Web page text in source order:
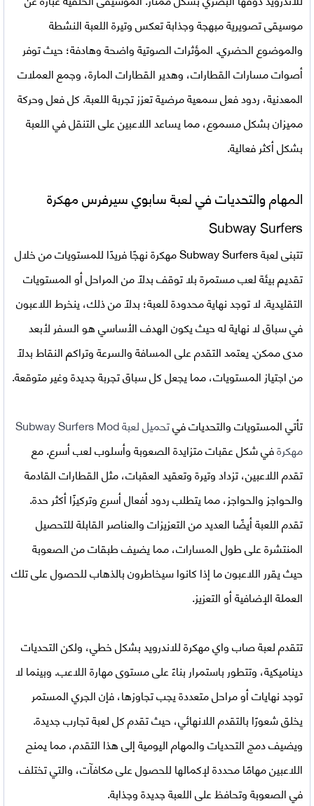
موسيقى تصويرية مبهجة وجذابة تعكس وتيرة اللعبة النشطة
والموضوع الحضري. المؤثرات الصوتية واضحة وهادفة؛ حيث توفر
أصوات مسارات القطارات، وهدير القطارات المارة، وجمع العملات
المعدنية، ردود فعل سمعية مرضية تعزز تجربة اللعبة. كل فعل وحركة
مميزان بشكل مسموع، مما يساعد اللاعبين على التنقل في اللعبة
بشكل أكثر فعالية.
المهام والتحديات في لعبة سابوي سيرفرس مهكرة
Subway Surfers
تتبنى لعبة Subway Surfers مهكرة نهجًا فريدًا للمستويات من خلال
تقديم بيئة لعب مستمرة بلا توقف بدلاً من المراحل أو المستويات
التقليدية. لا توجد نهاية محدودة للعبة؛ بدلاً من ذلك، ينخرط اللاعبون
في سباق لا نهاية له حيث يكون الهدف الأساسي هو السفر لأبعد
مدى ممكن. يعتمد التقدم على المسافة والسرعة وتراكم النقاط بدلاً
من اجتياز المستويات، مما يجعل كل سباق تجربة جديدة وغير متوقعة.
تأتي المستويات والتحديات في
تحميل لعبة Subway Surfers Mod
مهكرةفي شكل عقبات متزايدة الصعوبة وأسلوب لعب أسرع. مع
تقدم اللاعبين، تزداد وتيرة وتعقيد العقبات، مثل القطارات القادمة
والحواجز والحواجز، مما يتطلب ردود أفعال أسرع وتركيزًا أكثر حدة.
تقدم اللعبة أيضًا العديد من التعزيزات والعناصر القابلة للتحصيل
المنتشرة على طول المسارات، مما يضيف طبقات من الصعوبة
حيث يقرر اللاعبون ما إذا كانوا سيخاطرون بالذهاب للحصول على تلك
العملة الإضافية أو التعزيز.
تتقدملعبة صاب واي مهكرة للاندرويدبشكل خطي، ولكن التحديات
ديناميكية، وتتطور باستمرار بناءً على مستوى مهارة اللاعب. وبينما لا
توجد نهايات أو مراحل متعددة يجب تجاوزها، فإن الجري المستمر
يخلق شعورًا بالتقدم اللانهائي، حيث تقدم كل لعبة تجارب جديدة.
ويضيف دمج التحديات والمهام اليومية إلى هذا التقدم، مما يمنح
اللاعبين مهامًا محددة لإكمالها للحصول على مكافآت، والتي تختلف
في الصعوبة وتحافظ على اللعبة جديدة وجذابة.